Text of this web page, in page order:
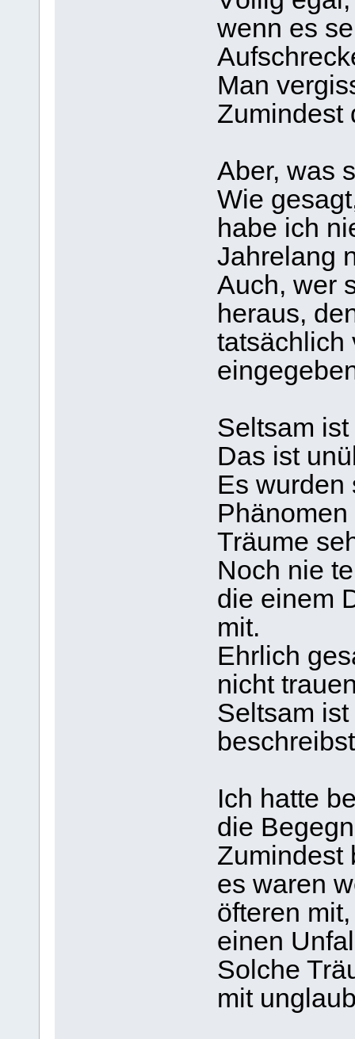
wenn es
Man
Zumindest
Aber, was
Wie
habe ich
Jahrelang
Auch, wer
heraus,
tatsächlich
Seltsam
Das ist
Es wurden
Träume
Noch nie
die einem
mit.
Ehrlich
nicht
Seltsam
Ich hatte
die
Zumindest
es waren
öfteren
einen
Solche
mit